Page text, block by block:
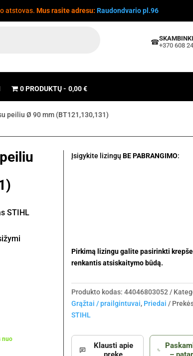
atstovas. Mus rasite adresu: Raudondvario pl.96
☎+370 608
0 PRODUKTŲ 0,00 €
peiliu Ø 90 mm (BT121,130,131)
STIHL
nuo
Įsigykite lizingų BE PABRANGIMO:
Pirkimą lizingu galite pasirinkti
renkantis atsiskaitymo būdą.
Produkto kodas: 44046803052
Grąžtai / prailgintuvai, Priedai
STIHL
Klausti apie